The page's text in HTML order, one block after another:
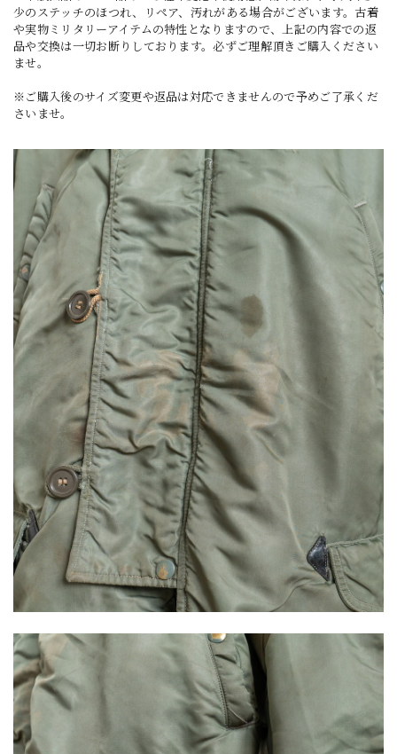
少のステッチのほつれ、リペア、汚れがある場合がございます。古着
や実物ミリタリーアイテムの特性となりますので、上記の内容での返
品や交換は一切お断りしております。必ずご理解頂きご購入ください
ませ。
※ご購入後のサイズ変更や返品は対応できませんので予めご了承くだ
さいませ。